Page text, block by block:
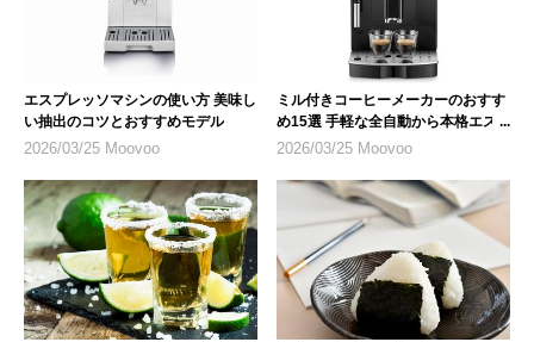
エスプレッソマシンの使い方 美味し
い抽出のコツとおすすめモデル
2026/03/25 Moovoo
ミル付きコーヒーメーカーのおすす
め15選 手軽な全自動から本格エス
プレッソまで
2026/03/25 Moovoo